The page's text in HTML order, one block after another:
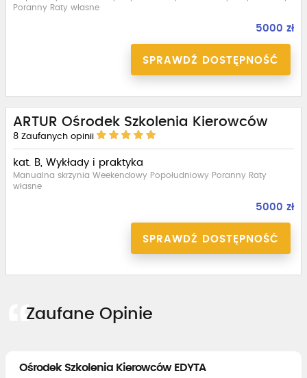
Poranny Raty własne
5000 zł
SPRAWDŹ DOSTĘPNOŚĆ
ARTUR Ośrodek Szkolenia Kierowców
8 Zaufanych opinii
kat. B, Wykłady i praktyka
Manualna skrzynia Weekendowy Popołudniowy Poranny Raty
własne
5000 zł
SPRAWDŹ DOSTĘPNOŚĆ
Zaufane Opinie
Ośrodek Szkolenia Kierowców EDYTA